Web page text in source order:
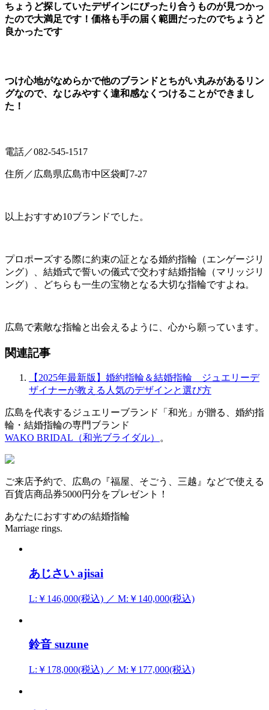
ちょうど探していたデザインにぴったり合うものが見つかっ
たので大満足です！価格も手の届く範囲だったのでちょうど
良かったです
つけ心地がなめらかで他のブランドとちがい丸みがあるリン
グなので、なじみやすく違和感なくつけることができまし
た！
電話／082-545-1517
住所／広島県広島市中区袋町7-27
以上おすすめ10ブランドでした。
プロポーズする際に約束の証となる婚約指輪（エンゲージリ
ング）、結婚式で誓いの儀式で交わす結婚指輪（マリッジリ
ング）、どちらも一生の宝物となる大切な指輪ですよね。
広島で素敵な指輪と出会えるように、心から願っています。
関連記事
【2025年最新版】婚約指輪＆結婚指輪 ジュエリーデ
ザイナーが教える人気のデザインと選び方
広島を代表するジュエリーブランド「和光」が贈る、婚約指
輪・結婚指輪の専門ブランド
WAKO BRIDAL（和光ブライダル）
。
ご来店予約で、広島の『福屋、そごう、三越』などで使える
百貨店商品券5000円分をプレゼント！
あなたにおすすめの結婚指輪
Marriage rings.
あじさい ajisai
L:￥146,000(税込) ／ M:￥140,000(税込)
鈴音 suzune
L:￥178,000(税込) ／ M:￥177,000(税込)